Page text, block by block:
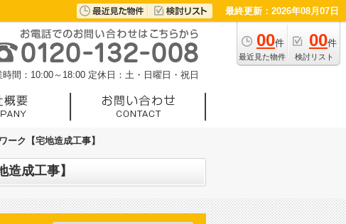
最終更新：2026年08月07日
00件
最近見た物件
00件
検討リスト
時間：10:00～18:00 定休日：土・日曜日・祝日
ク【宅地造成工事】
成工事】